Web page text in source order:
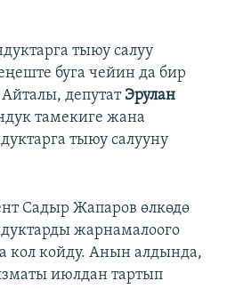
тыюу салуу
буга чейин да бир
депутат Эрулан
тамекиге жана
тыюу салууну
Садыр Жапаров өлкөдө
жарнамалоого
кол койду. Анын алдында,
июлдан тартып